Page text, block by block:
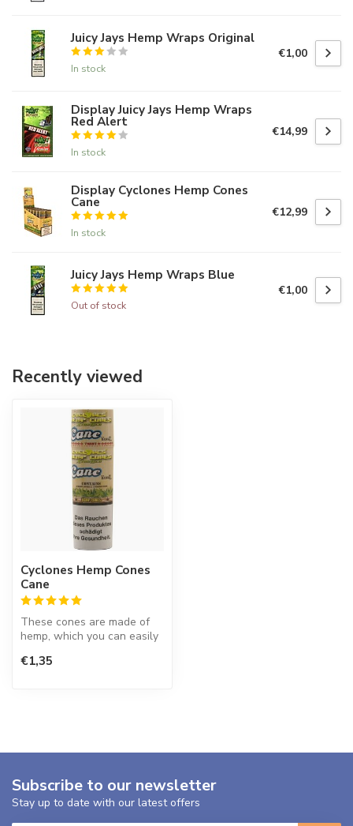
Juicy Jays Hemp Wraps Original
In stock
€1,00
Display Juicy Jays Hemp Wraps
Red Alert
In stock
€14,99
Display Cyclones Hemp Cones
Cane
In stock
€12,99
Juicy Jays Hemp Wraps Blue
Out of stock
€1,00
Recently viewed
Cyclones Hemp Cones
Cane
These cones are made of
hemp, which you can easily
€1,35
Subscribe to our newsletter
Stay up to date with our latest offers